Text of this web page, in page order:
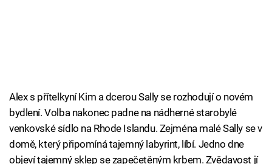
Alex s přítelkyní Kim a dcerou Sally se rozhodují o novém
bydlení. Volba nakonec padne na nádherné starobylé
venkovské sídlo na Rhode Islandu. Zejména malé Sally se v
domě, který připomíná tajemný labyrint, líbí. Jedno dne
objeví tajemný sklep se zapečetěným krbem. Zvědavost jí